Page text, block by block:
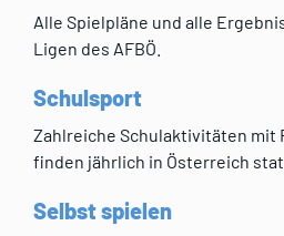
Alle Spielpläne und alle
Ligen des AFBÖ.
Schulsport
Zahlreiche Schulaktivitäten mit
finden jährlich in Österreich
Selbst spielen